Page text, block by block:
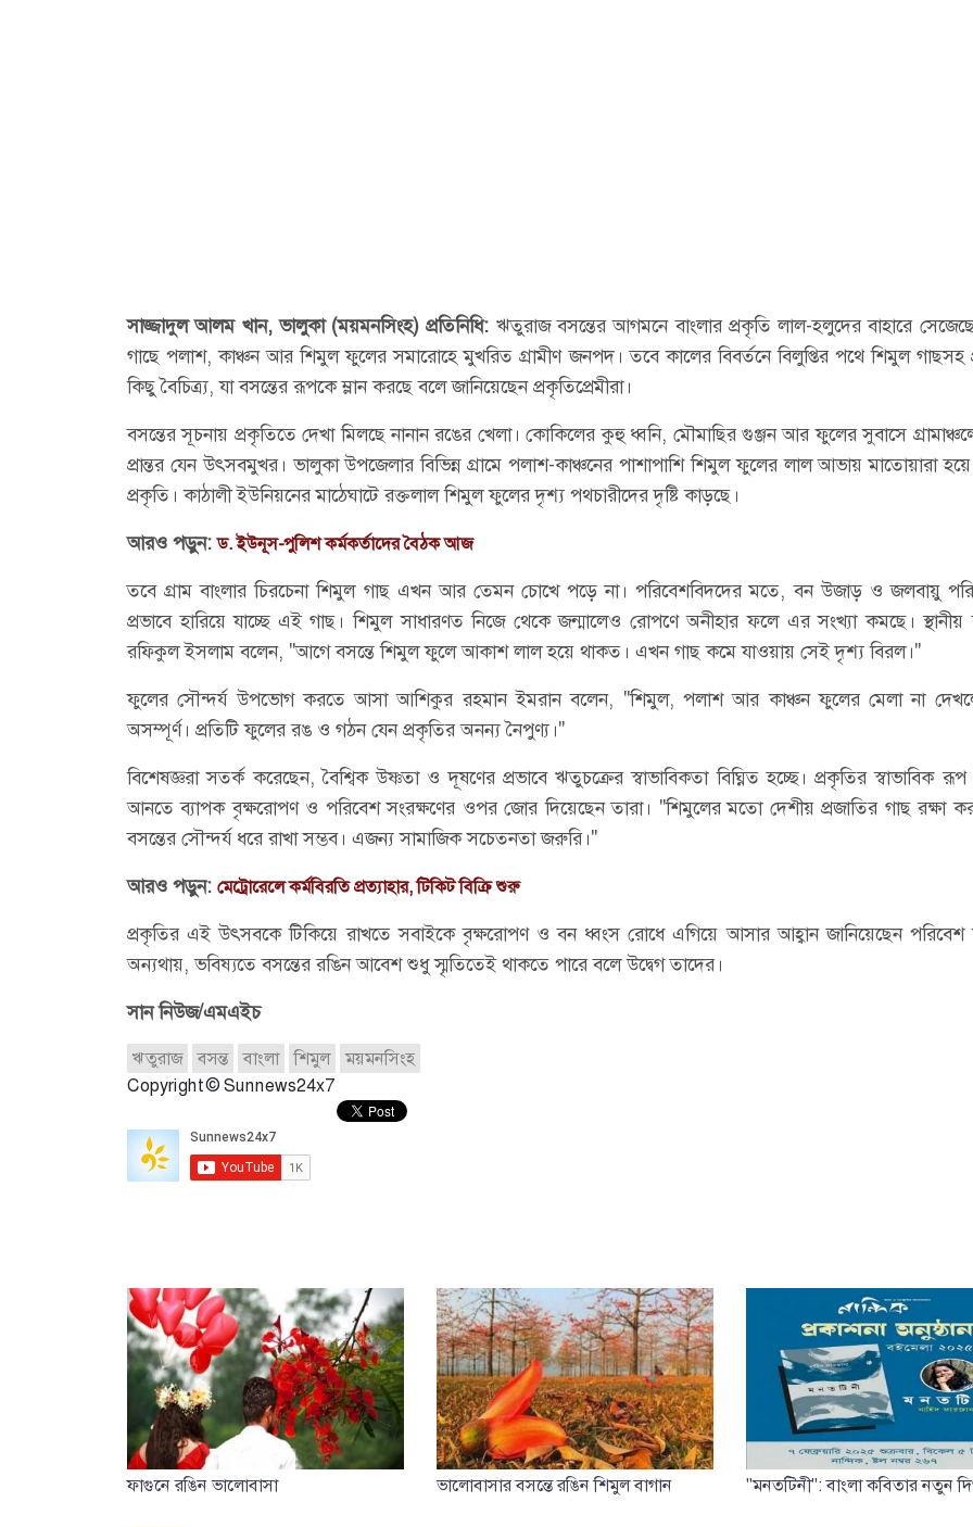
সাজ্জাদুল আলম খান, ভালুকা (ময়মনসিংহ) প্রতিনিধি: ঋতুরাজ বসন্তের আগমনে বাংলার প্রকৃতি লাল-হলুদের বাহারে
গাছে পলাশ, কাঞ্চন আর শিমুল ফুলের সমারোহে মুখরিত গ্রামীণ জনপদ। তবে কালের বিবর্তনে বিলুপ্তির পথে শিমুল গাছসহ
কিছু বৈচিত্র্য, যা বসন্তের রূপকে ম্লান করছে বলে জানিয়েছেন প্রকৃতিপ্রেমীরা।
বসন্তের সূচনায় প্রকৃতিতে দেখা মিলছে নানান রঙের খেলা। কোকিলের কুহু ধ্বনি, মৌমাছির গুঞ্জন আর ফুলের সুবাসে
প্রান্তর যেন উৎসবমুখর। ভালুকা উপজেলার বিভিন্ন গ্রামে পলাশ-কাঞ্চনের পাশাপাশি শিমুল ফুলের লাল আভায় মাতোয়ারা
প্রকৃতি। কাঠালী ইউনিয়নের মাঠেঘাটে রক্তলাল শিমুল ফুলের দৃশ্য পথচারীদের দৃষ্টি কাড়ছে।
আরও পড়ুন:ড. ইউনূস-পুলিশ কর্মকর্তাদের বৈঠক আজ
তবে গ্রাম বাংলার চিরচেনা শিমুল গাছ এখন আর তেমন চোখে পড়ে না। পরিবেশবিদদের মতে, বন উজাড় ও জলবায়ু
প্রভাবে হারিয়ে যাচ্ছে এই গাছ। শিমুল সাধারণত নিজে থেকে জন্মালেও রোপণে অনীহার ফলে এর সংখ্যা কমছে। স্থানীয়
রফিকুল ইসলাম বলেন, "আগে বসন্তে শিমুল ফুলে আকাশ লাল হয়ে থাকত। এখন গাছ কমে যাওয়ায় সেই দৃশ্য বিরল।"
ফুলের সৌন্দর্য উপভোগ করতে আসা আশিকুর রহমান ইমরান বলেন, "শিমুল, পলাশ আর কাঞ্চন ফুলের মেলা না
অসম্পূর্ণ। প্রতিটি ফুলের রঙ ও গঠন যেন প্রকৃতির অনন্য নৈপুণ্য।"
বিশেষজ্ঞরা সতর্ক করেছেন, বৈশ্বিক উষ্ণতা ও দূষণের প্রভাবে ঋতুচক্রের স্বাভাবিকতা বিঘ্নিত হচ্ছে। প্রকৃতির স্বাভাবিক রূপ
আনতে ব্যাপক বৃক্ষরোপণ ও পরিবেশ সংরক্ষণের ওপর জোর দিয়েছেন তারা। "শিমুলের মতো দেশীয় প্রজাতির গাছ রক্ষা
বসন্তের সৌন্দর্য ধরে রাখা সম্ভব। এজন্য সামাজিক সচেতনতা জরুরি।"
আরও পড়ুন: মেট্রোরেলে কর্মবিরতি প্রত্যাহার, টিকিট বিক্রি শুরু
প্রকৃতির এই উৎসবকে টিকিয়ে রাখতে সবাইকে বৃক্ষরোপণ ও বন ধ্বংস রোধে এগিয়ে আসার আহ্বান জানিয়েছেন পরিবেশ
অন্যথায়, ভবিষ্যতে বসন্তের রঙিন আবেশ শুধু স্মৃতিতেই থাকতে পারে বলে উদ্বেগ তাদের।
সান নিউজ/এমএইচ
ঋতুরাজ বসন্ত বাংলা শিমুল
ময়মনসিংহ
Copyright © Sunnews24x7
ফাগুনে রঙিন ভালোবাসা ভালোবাসার বসন্তে রঙিন শিমুল বাগান "মনতটিনী": বাংলা কবিতার নতুন